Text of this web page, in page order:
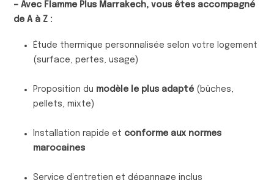
– Avec Flamme Plus Marrakech, vous êtes accompagné
de A à Z :
Étude thermique personnalisée selon votre logement
(surface, pertes, usage)
Proposition du modèle le plus adapté (bûches,
pellets, mixte)
Installation rapide et conforme aux normes
marocaines
Service d’entretien et dépannage inclus